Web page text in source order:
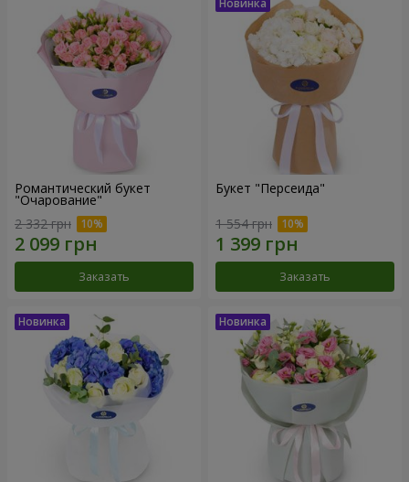
Романтический букет
"Очарование"
2 332 грн
Заказать
Букет "Персеида"
1 554 грн
Заказать